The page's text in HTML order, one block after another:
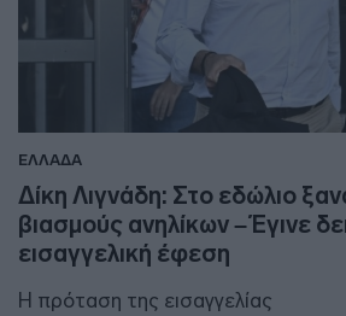
ΕΛΛΑΔΑ
Δίκη Λιγνάδη: Στο εδώλιο
βιασμούς ανηλίκων – Έγινε
εισαγγελική έφεση
Η πρόταση της εισαγγελίας